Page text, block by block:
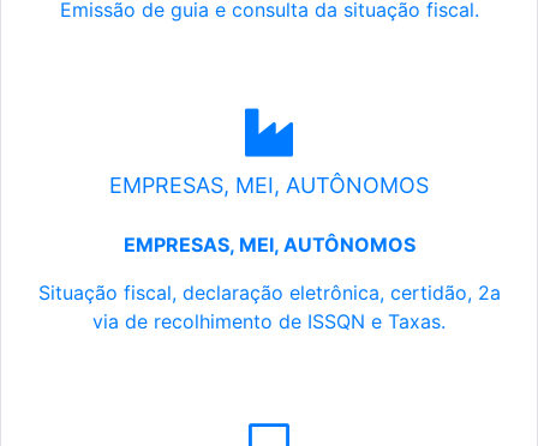
Emissão de guia e consulta da situação fiscal.
EMPRESAS, MEI, AUTÔNOMOS
EMPRESAS, MEI, AUTÔNOMOS
Situação fiscal, declaração eletrônica, certidão, 2a
via de recolhimento de ISSQN e Taxas.